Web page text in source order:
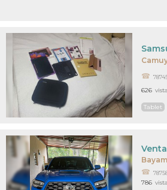
Tablet
626
786